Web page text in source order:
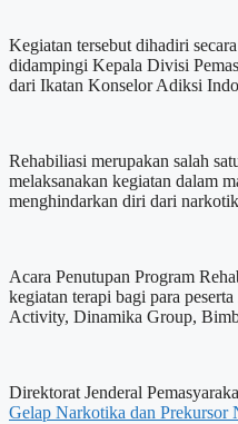
Kegiatan tersebut dihadiri
didampingi Kepala Divisi
dari Ikatan Konselor Adiksi
Rehabiliasi merupakan salah
melaksanakan kegiatan dalam
menghindarkan diri dari
Acara Penutupan Program
kegiatan terapi bagi para
Activity, Dinamika Group,
Direktorat Jenderal
Gelap Narkotika dan Prekursor